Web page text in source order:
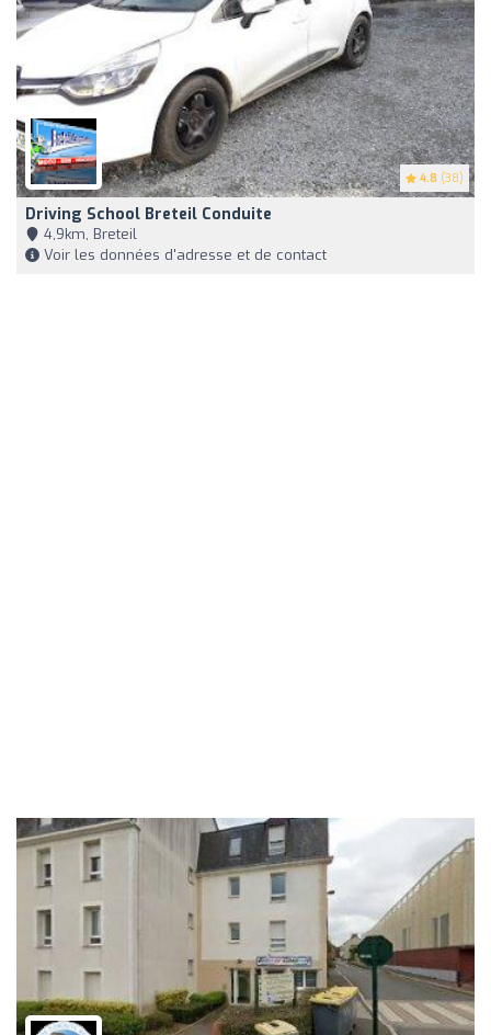
4.8 (38)
Driving School Breteil Conduite
4,9km, Breteil
Voir les données d'adresse et de contact